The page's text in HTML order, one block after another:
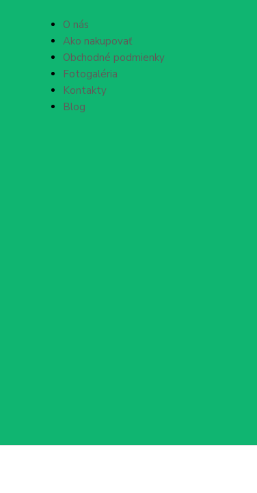
O nás
Ako nakupovať
Obchodné podmienky
Fotogaléria
Kontakty
Blog